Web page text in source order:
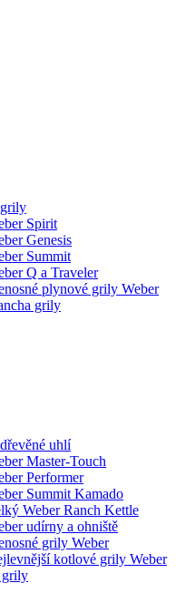
Spirit
Genesis
Summit
Q a Traveler
plynové grily Weber
grily
uhlí
Master-Touch
Performer
Summit Kamado
Weber Ranch Kettle
udírny a ohniště
grily Weber
kotlové grily Weber
grily